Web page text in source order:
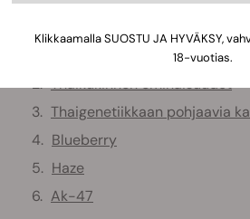
Thaikannabis — historia ja
Thaikukinnon ominaisuudet
Thaigenetiikkaan pohjaavia
Blueberry
Haze
Ak-47
Klikkaamalla SUOSTU JA HYVÄKSY,
18-vuotias.